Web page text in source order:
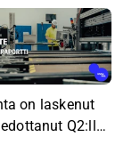
on laskenut
Q2:lla